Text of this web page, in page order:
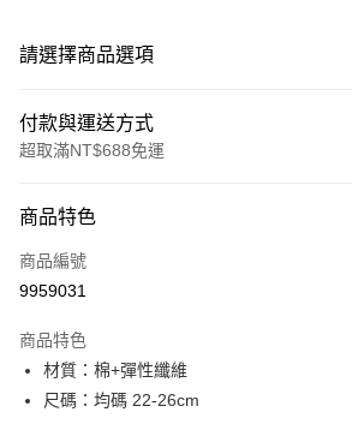
請選擇商品選項
付款與運送方式
超取滿NT$688免運
信用卡一次付款
超商取貨付款
Apple Pay
街口支付
商品特色
商品編號
9959031
商品特色
材質：棉+彈性纖維
尺碼：均碼 22-26cm